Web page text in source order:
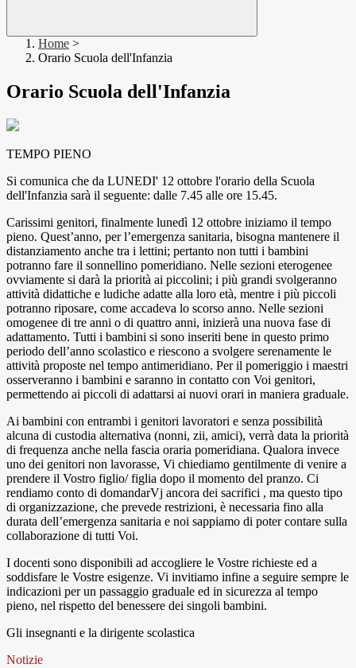
Home >
Orario Scuola dell'Infanzia
Orario Scuola dell'Infanzia
TEMPO PIENO
Si comunica che da LUNEDI' 12 ottobre l'orario della Scuola
dell'Infanzia sarà il seguente: dalle 7.45 alle ore 15.45.
Carissimi genitori, finalmente lunedì 12 ottobre iniziamo il tempo
pieno. Quest’anno, per l’emergenza sanitaria, bisogna mantenere il
distanziamento anche tra i lettini; pertanto non tutti i bambini
potranno fare il sonnellino pomeridiano. Nelle sezioni eterogenee
ovviamente si darà la priorità ai piccolini; i più grandi svolgeranno
attività didattiche e ludiche adatte alla loro età, mentre i più piccoli
potranno riposare, come accadeva lo scorso anno. Nelle sezioni
omogenee di tre anni o di quattro anni, inizierà una nuova fase di
adattamento. Tutti i bambini si sono inseriti bene in questo primo
periodo dell’anno scolastico e riescono a svolgere serenamente le
attività proposte nel tempo antimeridiano. Per il pomeriggio i maestri
osserveranno i bambini e saranno in contatto con Voi genitori,
permettendo ai piccoli di adattarsi ai nuovi orari in maniera graduale.
Ai bambini con entrambi i genitori lavoratori e senza possibilità
alcuna di custodia alternativa (nonni, zii, amici), verrà data la priorità
di frequenza anche nella fascia oraria pomeridiana. Qualora invece
uno dei genitori non lavorasse, Vi chiediamo gentilmente di venire a
prendere il Vostro figlio/ figlia dopo il momento del pranzo. Ci
rendiamo conto di domandarVj ancora dei sacrifici , ma questo tipo
di organizzazione, che prevede restrizioni, è necessaria fino alla
durata dell’emergenza sanitaria e noi sappiamo di poter contare sulla
collaborazione di tutti Voi.
I docenti sono disponibili ad accogliere le Vostre richieste ed a
soddisfare le Vostre esigenze. Vi invitiamo infine a seguire sempre le
indicazioni per un passaggio graduale ed in sicurezza al tempo
pieno, nel rispetto del benessere dei singoli bambini.
Gli insegnanti e la dirigente scolastica
Notizie